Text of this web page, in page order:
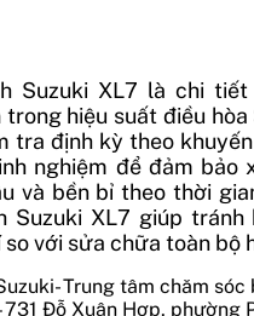
Suzuki XL7 là chi tiết
hiệu suất điều hòa
tra định kỳ theo
nghiệm để đảm bảo
và bền bỉ theo thời
Suzuki XL7 giúp tránh
với sửa chữa toàn bộ
731 Đỗ Xuân Hợp, phường